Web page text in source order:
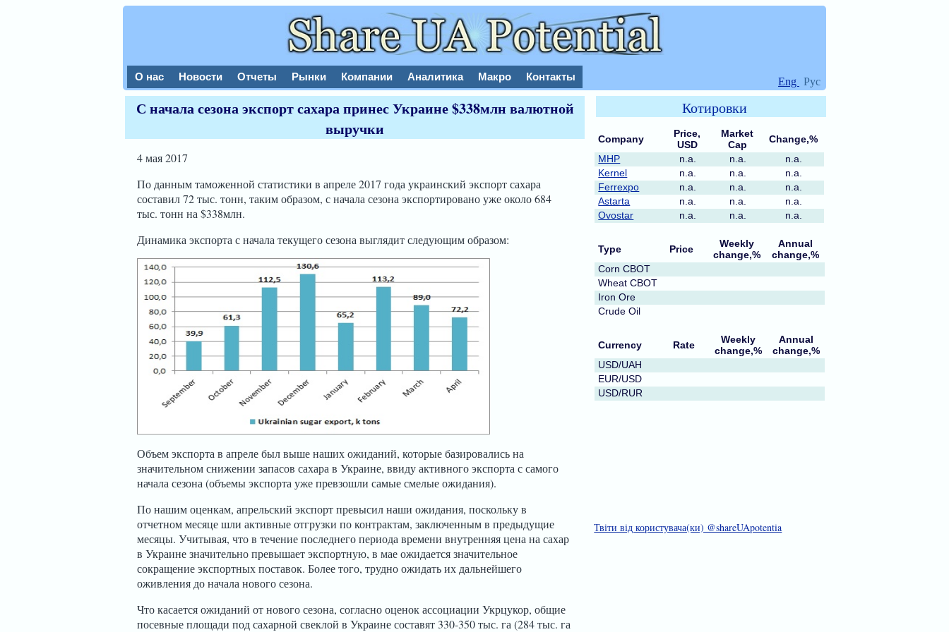
О нас Новости Отчеты Рынки Компании Аналитика Макро Контакты Eng Рус
С начала сезона экспорт сахара принес Украине $338млн валютной
выручки
4 мая 2017
По данным таможенной статистики в апреле 2017 года украинский экспорт сахара
составил 72 тыс. тонн, таким образом, с начала сезона экспортировано уже около 684
тыс. тонн на $338млн.
Динамика экспорта с начала текущего сезона выглядит следующим образом:
Объем экспорта в апреле был выше наших ожиданий, которые базировались на
значительном снижении запасов сахара в Украине, ввиду активного экспорта с самого
начала сезона (объемы экспорта уже превзошли самые смелые ожидания).
По нашим оценкам, апрельский экспорт превысил наши ожидания, поскольку в
отчетном месяце шли активные отгрузки по контрактам, заключенным в предыдущие
месяцы. Учитывая, что в течение последнего периода времени внутренняя цена на сахар
в Украине значительно превышает экспортную, в мае ожидается значительное
сокращение экспортных поставок. Более того, трудно ожидать их дальнейшего
оживления до начала нового сезона.
Что касается ожиданий от нового сезона, согласно оценок ассоциации Укрцукор, общие
посевные площади под сахарной свеклой в Украине составят 330-350 тыс. га (284 тыс. га
Котировки
Company
Price,
USD
Market
Cap
Change,%
MHP
n.a. n.a.
n.a.
Kernel
n.a. n.a.
n.a.
Ferrexpo
n.a. n.a.
n.a.
Astarta
n.a. n.a.
n.a.
Ovostar
n.a. n.a. n.a.
Type Price
Weekly
change,%
Annual
change,%
Corn CBOT
Wheat CBOT
Iron Ore
Crude Oil
Currency Rate
Weekly
change,%
Annual
change,%
USD/UAH
EUR/USD
USD/RUR
Твіти від користувача(ки) @shareUApotentia